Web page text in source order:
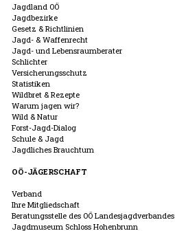
Jagdland OÖ
Jagdbezirke
Gesetz & Richtlinien
Jagd- & Waffenrecht
Jagd- und Lebensraumberater
Schlichter
Versicherungsschutz
Statistiken
Wildbret & Rezepte
Warum jagen wir?
Wild & Natur
Forst-Jagd-Dialog
Schule & Jagd
Jagdliches Brauchtum
OÖ-JÄGERSCHAFT
Verband
Ihre Mitgliedschaft
Beratungsstelle des OÖ Landesjagdverbandes
Jagdmuseum Schloss Hohenbrunn